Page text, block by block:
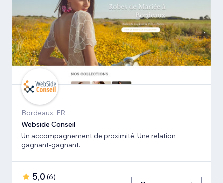
Bordeaux, FR
Webside Conseil
Un accompagnement de proximité, Une relation
gagnant-gagnant.
5,0 (6)